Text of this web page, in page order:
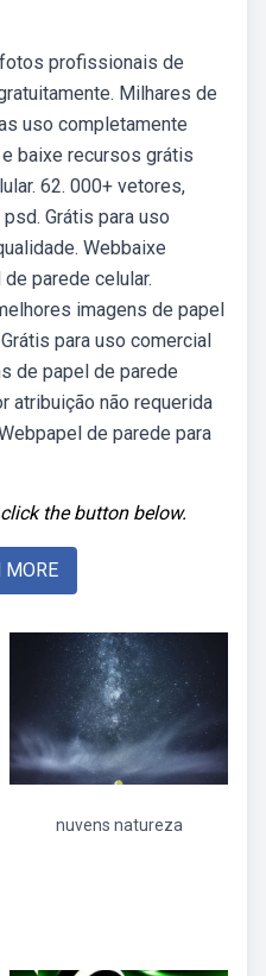
profissionais de
Milhares de
uso completamente
baixe recursos grátis
62. 000+ vetores,
Grátis para uso
Webbaixe
parede celular.
imagens de papel
para uso comercial
de papel de parede
atribuição não requerida
de parede para
the button below.
MORE
nuvens natureza